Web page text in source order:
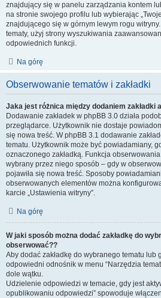
znajdujący się w panelu zarządzania kontem
na stronie swojego profilu lub wybierając
znajdującego się w górnym lewym rogu
tematy, użyj strony wyszukiwania
odpowiednich funkcji.
Na górę
Obserwowanie tematów i zakładki
Jaka jest różnica między dodaniem zakładki
Dodawanie zakładek w phpBB 3.0 działa
przeglądarce. Użytkownik nie dostaje
się nowa treść. W phpBB 3.1 dodawanie
tematu. Użytkownik może być powiadamiany,
oznaczonego zakładką. Funkcja
wybrany przez niego sposób – gdy w
pojawiła się nowa treść. Sposoby
obserwowanych elementów można
karcie „Ustawienia witryny”.
Na górę
W jaki sposób można dodać zakładkę do
obserwować??
Aby dodać zakładkę do wybranego tematu lub
odpowiedni odnośnik w menu “Narzędzia
dole wątku.
Udzielenie odpowiedzi w temacie, gdy jest
opublikowaniu odpowiedzi” spowoduje